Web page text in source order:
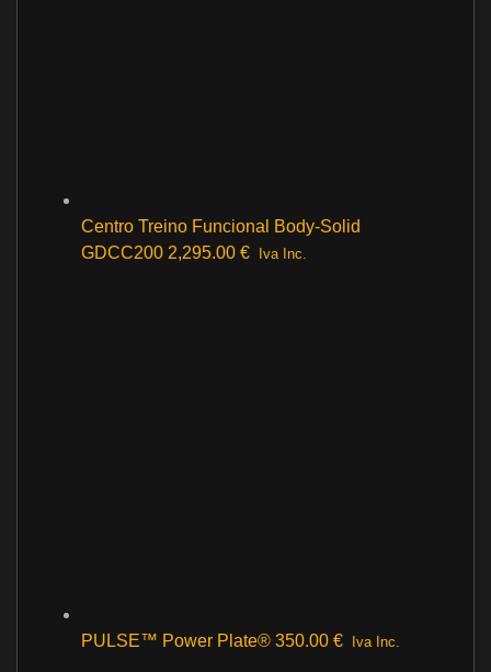
Centro Treino Funcional Body-Solid
GDCC200 2,295.00 € Iva Inc.
PULSE™ Power Plate® 350.00 € Iva Inc.